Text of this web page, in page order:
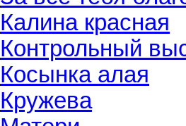
Калина красная
Контрольный
Косынка алая
Кружева